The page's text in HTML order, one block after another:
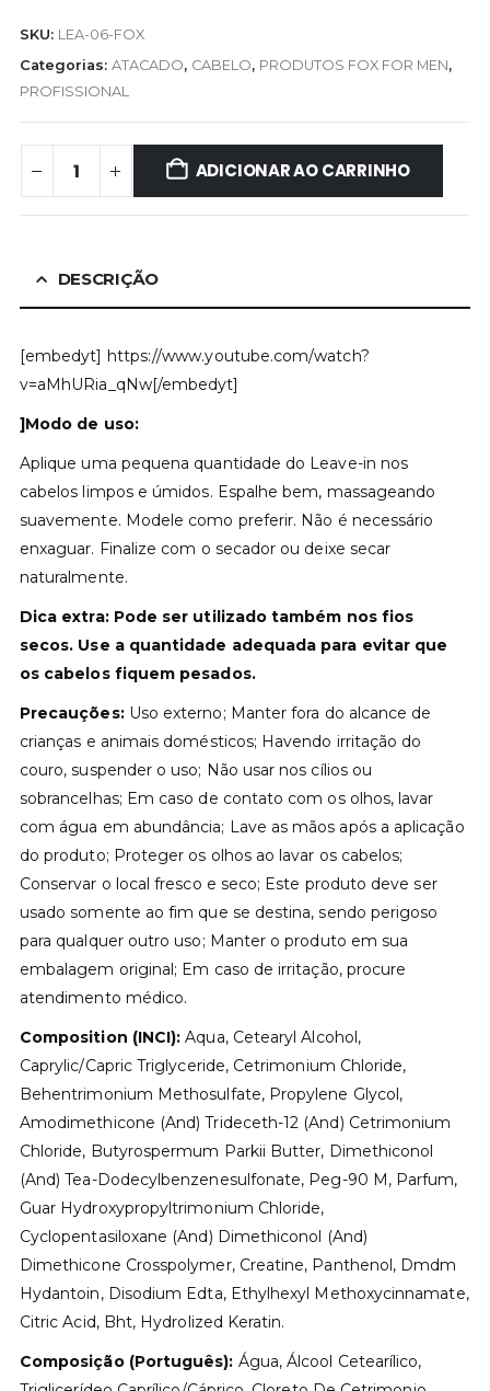
SKU: LEA-06-FOX
Categorias: ATACADO, CABELO, PRODUTOS FOX FOR MEN,
PROFISSIONAL
ADICIONAR AO CARRINHO
DESCRIÇÃO
[embedyt] https://www.youtube.com/watch?
v=aMhURia_qNw[/embedyt]
]Modo de uso:
Aplique uma pequena quantidade do Leave-in nos
cabelos limpos e úmidos. Espalhe bem, massageando
suavemente. Modele como preferir. Não é necessário
enxaguar. Finalize com o secador ou deixe secar
naturalmente.
Dica extra: Pode ser utilizado também nos fios
secos. Use a quantidade adequada para evitar que
os cabelos fiquem pesados.
Precauções:Uso externo; Manter fora do alcance de
crianças e animais domésticos; Havendo irritação do
couro, suspender o uso; Não usar nos cílios ou
sobrancelhas; Em caso de contato com os olhos, lavar
com água em abundância; Lave as mãos após a aplicação
do produto; Proteger os olhos ao lavar os cabelos;
Conservar o local fresco e seco; Este produto deve ser
usado somente ao fim que se destina, sendo perigoso
para qualquer outro uso; Manter o produto em sua
embalagem original; Em caso de irritação, procure
atendimento médico.
Composition (INCI): Aqua, Cetearyl Alcohol,
Caprylic/Capric Triglyceride, Cetrimonium Chloride,
Behentrimonium Methosulfate, Propylene Glycol,
Amodimethicone (And) Trideceth-12 (And) Cetrimonium
Chloride, Butyrospermum Parkii Butter, Dimethiconol
(And) Tea-Dodecylbenzenesulfonate, Peg-90 M, Parfum,
Guar Hydroxypropyltrimonium Chloride,
Cyclopentasiloxane (And) Dimethiconol (And)
Dimethicone Crosspolymer, Creatine, Panthenol, Dmdm
Hydantoin, Disodium Edta, Ethylhexyl Methoxycinnamate,
Citric Acid, Bht, Hydrolized Keratin.
Composição (Português): Água, Álcool Cetearílico,